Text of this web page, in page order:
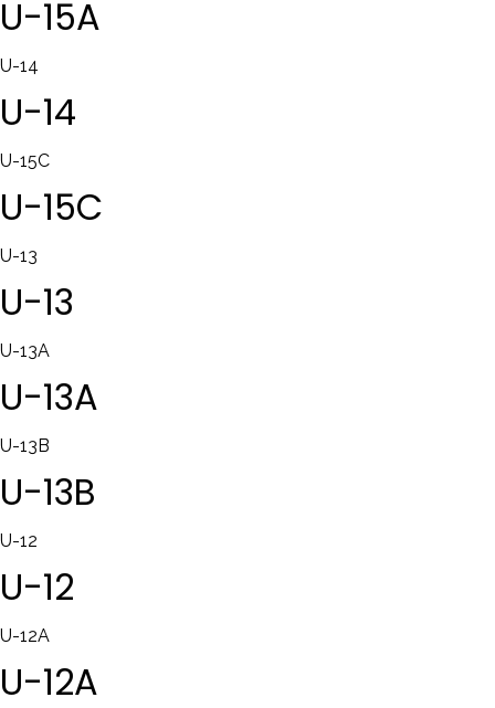
U-15A
U-14
U-14
U-15C
U-15C
U-13
U-13
U-13A
U-13A
U-13B
U-13B
U-12
U-12
U-12A
U-12A